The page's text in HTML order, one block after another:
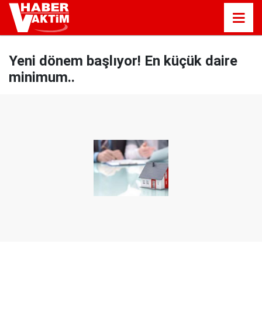
Yeni dönem başlıyor! En küçük daire
minimum..